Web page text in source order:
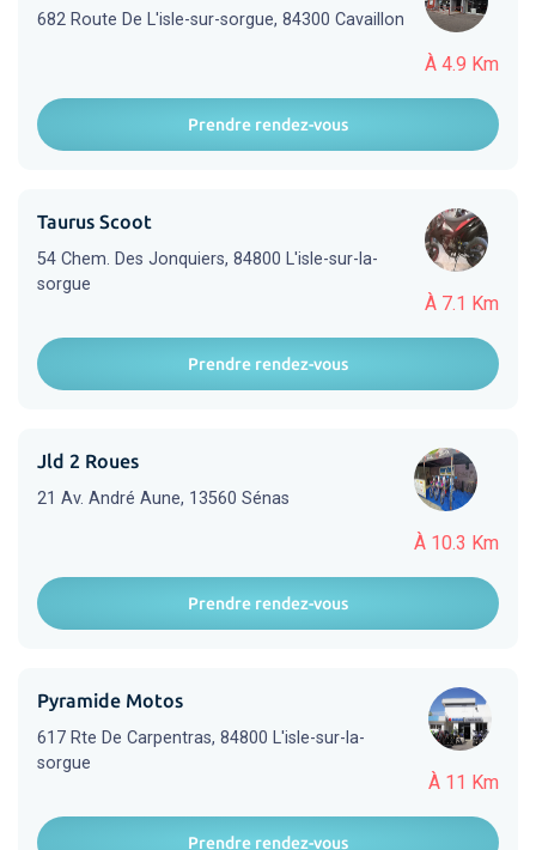
À 4.9 Km
682 Route De L'isle-sur-sorgue, 84300 Cavaillon
Prendre rendez-vous
À 7.1 Km
Taurus Scoot
54 Chem. Des Jonquiers, 84800 L'isle-sur-la-
sorgue
Prendre rendez-vous
À 10.3 Km
Jld 2 Roues
21 Av. André Aune, 13560 Sénas
Prendre rendez-vous
À 11 Km
Pyramide Motos
617 Rte De Carpentras, 84800 L'isle-sur-la-
sorgue
Prendre rendez-vous